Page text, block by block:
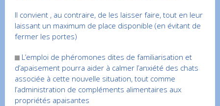
Il convient , au contraire, de les laisser faire, tout en leur
laissant un maximum de place disponible (en évitant de
fermer les portes)
L’emploi de phéromones dites de familiarisation et
d’apaisement pourra aider à calmer l’anxiété des chats
associée à cette nouvelle situation, tout comme
l’administration de compléments alimentaires aux
propriétés apaisantes